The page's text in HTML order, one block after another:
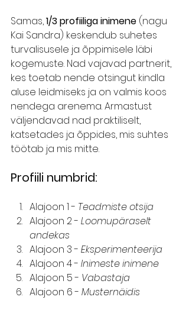
Samas, 1/3 profiiliga inimene (nagu
Kai Sandra) keskendub suhetes
turvalisusele ja õppimisele läbi
kogemuste. Nad vajavad partnerit,
kes toetab nende otsingut kindla
aluse leidmiseks ja on valmis koos
nendega arenema. Armastust
väljendavad nad praktiliselt,
katsetades ja õppides, mis suhtes
töötab ja mis mitte.
Profiili numbrid:
Alajoon 1 - Teadmiste otsija
Alajoon 2 - Loomupäraselt
andekas
Alajoon 3 - Eksperimenteerija
Alajoon 4 - Inimeste inimene
Alajoon 5 - Vabastaja
Alajoon 6 - Musternäidis